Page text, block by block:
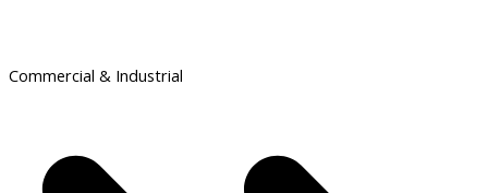
Commercial & Industrial